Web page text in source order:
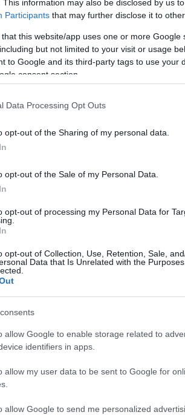
This information may also be disclosed by us
Participants that may further disclose it to
that this website/app uses one or more
but not limited to your visit or usage
to Google and its third-party tags to use your
consent section.
Data Processing Opt Outs
opt-out of the Sharing of my personal data.
opt-out of the Sale of my Personal Data.
opt-out of processing my Personal Data for
opt-out of Collection, Use, Retention, Sale,
Data that Is Unrelated with the
allow Google to enable storage related to
identifiers in apps.
allow my user data to be sent to Google for
allow Google to send me personalized
megtisztítsák a paranormális
feltérképezhetünk; itt
gyakorolhatunk, valamint
okkultizmusról.
játszhatnak, eszköztárukban
is láttunk: protonágyú,
tehetjük őket